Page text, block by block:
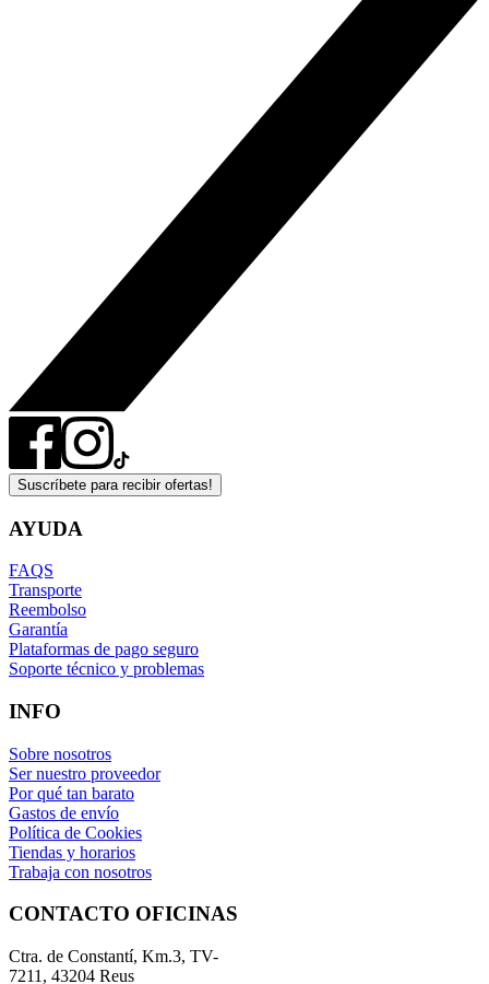
Suscríbete para recibir ofertas!
AYUDA
FAQS
Transporte
Reembolso
Garantía
Plataformas de pago seguro
Soporte técnico y problemas
INFO
Sobre nosotros
Ser nuestro proveedor
Por qué tan barato
Gastos de envío
Política de Cookies
Tiendas y horarios
Trabaja con nosotros
CONTACTO OFICINAS
Ctra. de Constantí, Km.3, TV-
7211, 43204 Reus